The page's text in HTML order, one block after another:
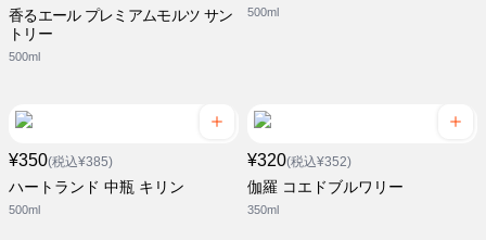
香るエール プレミアムモルツ サン
トリー
500ml
500ml
¥350(税込¥385)
ハートランド 中瓶 キリン
500ml
¥320(税込¥352)
伽羅 コエドブルワリー
350ml